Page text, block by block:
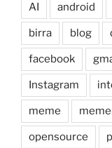
AI android
birra blog
facebook
Instagram
meme
opensource